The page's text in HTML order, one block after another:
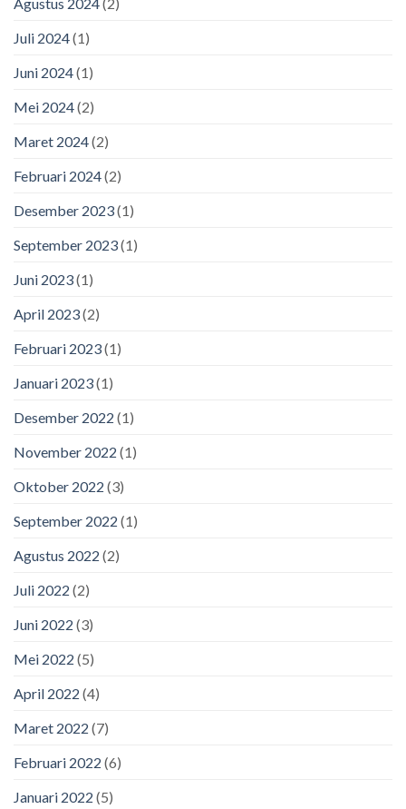
Juli 2024(1)
Juni 2024(1)
Mei 2024(2)
Maret 2024(2)
Februari 2024(2)
Desember 2023(1)
September 2023(1)
Juni 2023(1)
April 2023(2)
Februari 2023(1)
Januari 2023(1)
Desember 2022 (1)
November 2022 (1)
Oktober 2022 (3)
September 2022 (1)
Agustus 2022 (2)
Juli 2022 (2)
Juni 2022 (3)
Mei 2022 (5)
April 2022 (4)
Maret 2022 (7)
Februari 2022 (6)
Januari 2022 (5)